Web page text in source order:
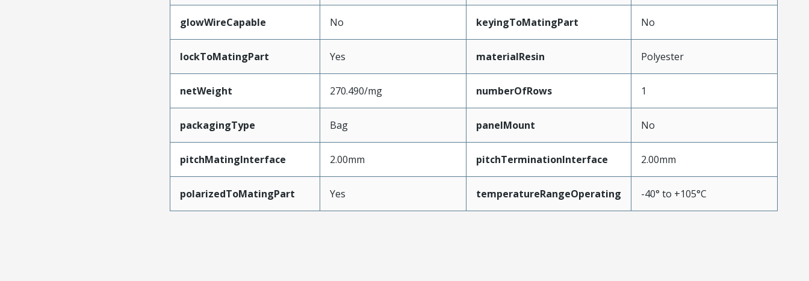
glowWireCapable No keyingToMatingPart No
lockToMatingPart Yes materialResin Polyester
netWeight 270.490/mg numberOfRows 1
packagingType Bag panelMount No
pitchMatingInterface 2.00mm pitchTerminationInterface 2.00mm
polarizedToMatingPart Yes temperatureRangeOperating -40° to +105°C